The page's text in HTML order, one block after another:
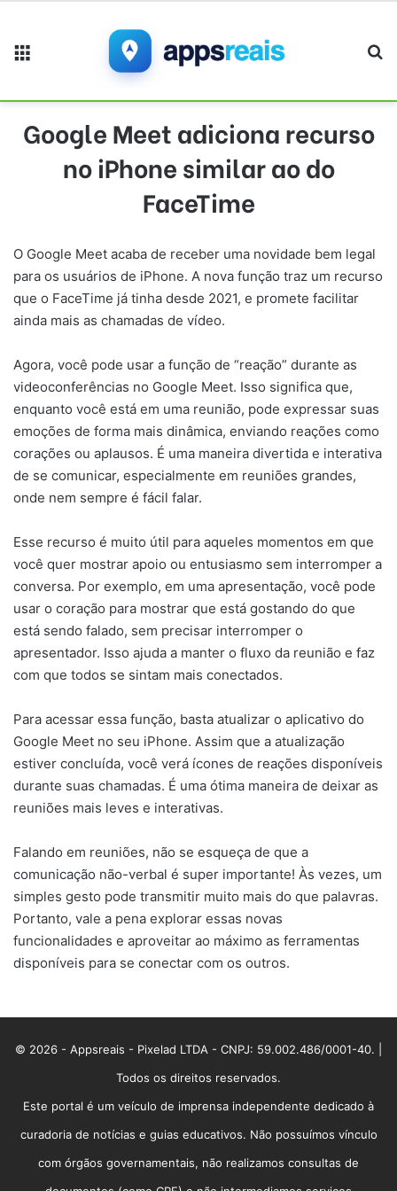
Google Meet adiciona recurso
no iPhone similar ao do
FaceTime
O Google Meet acaba de receber uma novidade bem legal
para os usuários de iPhone. A nova função traz um recurso
que o FaceTime já tinha desde 2021, e promete facilitar
ainda mais as chamadas de vídeo.
Agora, você pode usar a função de “reação” durante as
videoconferências no Google Meet. Isso significa que,
enquanto você está em uma reunião, pode expressar suas
emoções de forma mais dinâmica, enviando reações como
corações ou aplausos. É uma maneira divertida e interativa
de se comunicar, especialmente em reuniões grandes,
onde nem sempre é fácil falar.
Esse recurso é muito útil para aqueles momentos em que
você quer mostrar apoio ou entusiasmo sem interromper a
conversa. Por exemplo, em uma apresentação, você pode
usar o coração para mostrar que está gostando do que
está sendo falado, sem precisar interromper o
apresentador. Isso ajuda a manter o fluxo da reunião e faz
com que todos se sintam mais conectados.
Para acessar essa função, basta atualizar o aplicativo do
Google Meet no seu iPhone. Assim que a atualização
estiver concluída, você verá ícones de reações disponíveis
durante suas chamadas. É uma ótima maneira de deixar as
reuniões mais leves e interativas.
Falando em reuniões, não se esqueça de que a
comunicação não-verbal é super importante! Às vezes, um
simples gesto pode transmitir muito mais do que palavras.
Portanto, vale a pena explorar essas novas
funcionalidades e aproveitar ao máximo as ferramentas
disponíveis para se conectar com os outros.
© 2026 - Appsreais - Pixelad LTDA - CNPJ: 59.002.486/0001-40. |
Todos os direitos reservados.
Este portal é um veículo de imprensa independente dedicado à
curadoria de notícias e guias educativos. Não possuímos vínculo
com órgãos governamentais, não realizamos consultas de